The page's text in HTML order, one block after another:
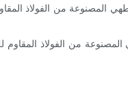
المصنوعة من الفولاذ
المصنوعة من الفولاذ المقاوم